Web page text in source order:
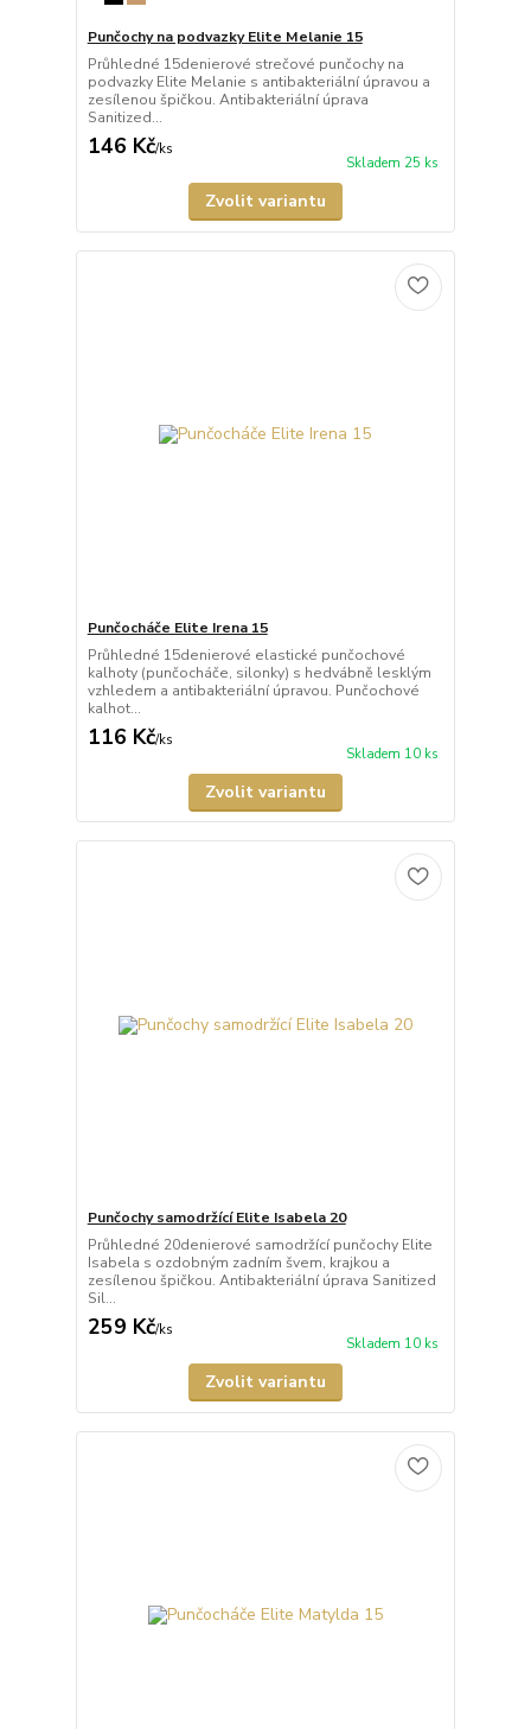
Punčochy na podvazky Elite Melanie 15
Průhledné 15denierové strečové punčochy na
podvazky Elite Melanie s antibakteriální úpravou a
zesílenou špičkou. Antibakteriální úprava
Sanitized...
146 Kč/ks
Skladem 25 ks
Zvolit variantu
Punčocháče Elite Irena 15
Průhledné 15denierové elastické punčochové
kalhoty (punčocháče, silonky) s hedvábně lesklým
vzhledem a antibakteriální úpravou. Punčochové
kalhot...
116 Kč/ks
Skladem 10 ks
Zvolit variantu
Punčochy samodržící Elite Isabela 20
Průhledné 20denierové samodržící punčochy Elite
Isabela s ozdobným zadním švem, krajkou a
zesílenou špičkou. Antibakteriální úprava Sanitized
Sil...
259 Kč/ks
Skladem 10 ks
Zvolit variantu